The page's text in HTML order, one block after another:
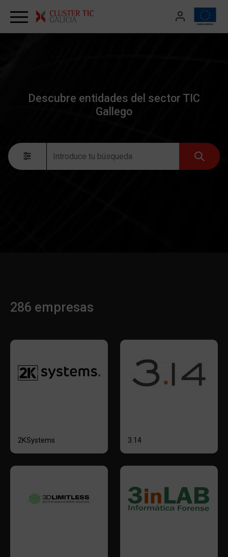
Descubre entidades del sector TIC
Gallego
286 empresas
2KSystems 3.14